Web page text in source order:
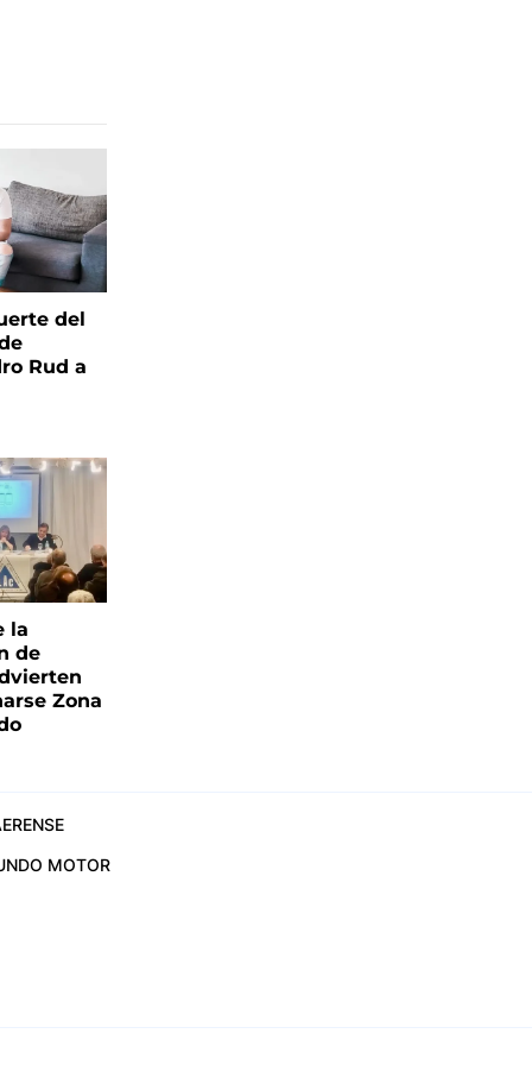
del
Rud a
la
de
Zona
MOTOR